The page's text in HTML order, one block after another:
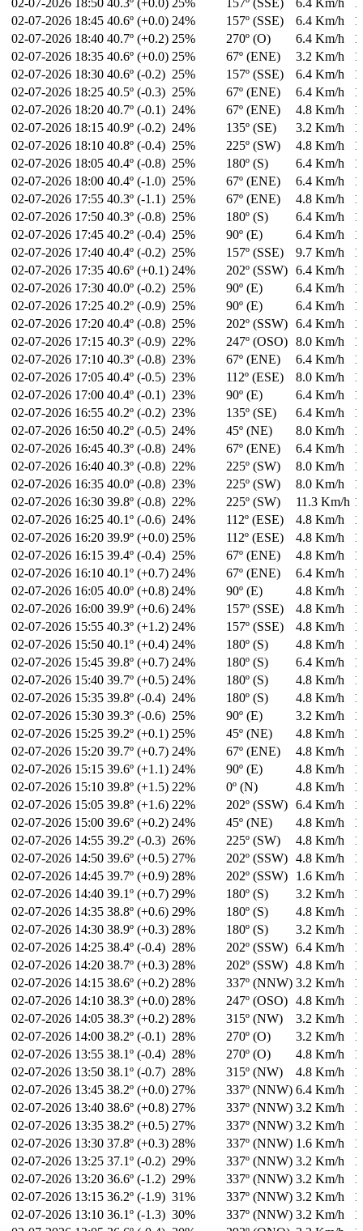
02-07-2026 18:50 40.3º (+0.0) 25% 157º (SSE) 6.4 Km/h
02-07-2026 18:45 40.6º (+0.0) 24% 157º (SSE) 6.4 Km/h
02-07-2026 18:40 40.7º (+0.2) 25% 270º (O) 6.4 Km/h
02-07-2026 18:35 40.6º (+0.0) 25% 67º (ENE) 3.2 Km/h
02-07-2026 18:30 40.6º (-0.2) 25% 157º (SSE) 6.4 Km/h
02-07-2026 18:25 40.5º (-0.3) 25% 67º (ENE) 6.4 Km/h
02-07-2026 18:20 40.7º (-0.1) 24% 67º (ENE) 4.8 Km/h
02-07-2026 18:15 40.9º (-0.2) 24% 135º (SE) 3.2 Km/h
02-07-2026 18:10 40.8º (-0.4) 25% 225º (SW) 4.8 Km/h
02-07-2026 18:05 40.4º (-0.8) 25% 180º (S) 6.4 Km/h
02-07-2026 18:00 40.4º (-1.0) 25% 67º (ENE) 6.4 Km/h
02-07-2026 17:55 40.3º (-1.1) 25% 67º (ENE) 4.8 Km/h
02-07-2026 17:50 40.3º (-0.8) 25% 180º (S) 6.4 Km/h
02-07-2026 17:45 40.2º (-0.4) 25% 90º (E) 6.4 Km/h
02-07-2026 17:40 40.4º (-0.2) 25% 157º (SSE) 9.7 Km/h
02-07-2026 17:35 40.6º (+0.1) 24% 202º (SSW) 6.4 Km/h
02-07-2026 17:30 40.0º (-0.2) 25% 90º (E) 6.4 Km/h
02-07-2026 17:25 40.2º (-0.9) 25% 90º (E) 6.4 Km/h
02-07-2026 17:20 40.4º (-0.8) 25% 202º (SSW) 6.4 Km/h
02-07-2026 17:15 40.3º (-0.9) 22% 247º (OSO) 8.0 Km/h
02-07-2026 17:10 40.3º (-0.8) 23% 67º (ENE) 6.4 Km/h
02-07-2026 17:05 40.4º (-0.5) 23% 112º (ESE) 8.0 Km/h
02-07-2026 17:00 40.4º (-0.1) 23% 90º (E) 6.4 Km/h
02-07-2026 16:55 40.2º (-0.2) 23% 135º (SE) 6.4 Km/h
02-07-2026 16:50 40.2º (-0.5) 24% 45º (NE) 8.0 Km/h
02-07-2026 16:45 40.3º (-0.8) 24% 67º (ENE) 6.4 Km/h
02-07-2026 16:40 40.3º (-0.8) 22% 225º (SW) 8.0 Km/h
02-07-2026 16:35 40.0º (-0.8) 23% 225º (SW) 8.0 Km/h
02-07-2026 16:30 39.8º (-0.8) 22% 225º (SW) 11.3 Km/h
02-07-2026 16:25 40.1º (-0.6) 24% 112º (ESE) 4.8 Km/h
02-07-2026 16:20 39.9º (+0.0) 25% 112º (ESE) 4.8 Km/h
02-07-2026 16:15 39.4º (-0.4) 25% 67º (ENE) 4.8 Km/h
02-07-2026 16:10 40.1º (+0.7) 24% 67º (ENE) 6.4 Km/h
02-07-2026 16:05 40.0º (+0.8) 24% 90º (E) 4.8 Km/h
02-07-2026 16:00 39.9º (+0.6) 24% 157º (SSE) 4.8 Km/h
02-07-2026 15:55 40.3º (+1.2) 24% 157º (SSE) 4.8 Km/h
02-07-2026 15:50 40.1º (+0.4) 24% 180º (S) 4.8 Km/h
02-07-2026 15:45 39.8º (+0.7) 24% 180º (S) 6.4 Km/h
02-07-2026 15:40 39.7º (+0.5) 24% 180º (S) 4.8 Km/h
02-07-2026 15:35 39.8º (-0.4) 24% 180º (S) 4.8 Km/h
02-07-2026 15:30 39.3º (-0.6) 25% 90º (E) 3.2 Km/h
02-07-2026 15:25 39.2º (+0.1) 25% 45º (NE) 4.8 Km/h
02-07-2026 15:20 39.7º (+0.7) 24% 67º (ENE) 4.8 Km/h
02-07-2026 15:15 39.6º (+1.1) 24% 90º (E) 4.8 Km/h
02-07-2026 15:10 39.8º (+1.5) 22% 0º (N) 4.8 Km/h
02-07-2026 15:05 39.8º (+1.6) 22% 202º (SSW) 6.4 Km/h
02-07-2026 15:00 39.6º (+0.2) 24% 45º (NE) 4.8 Km/h
02-07-2026 14:55 39.2º (-0.3) 26% 225º (SW) 4.8 Km/h
02-07-2026 14:50 39.6º (+0.5) 27% 202º (SSW) 4.8 Km/h
02-07-2026 14:45 39.7º (+0.9) 28% 202º (SSW) 1.6 Km/h
02-07-2026 14:40 39.1º (+0.7) 29% 180º (S) 3.2 Km/h
02-07-2026 14:35 38.8º (+0.6) 29% 180º (S) 4.8 Km/h
02-07-2026 14:30 38.9º (+0.3) 28% 180º (S) 3.2 Km/h
02-07-2026 14:25 38.4º (-0.4) 28% 202º (SSW) 6.4 Km/h
02-07-2026 14:20 38.7º (+0.3) 28% 202º (SSW) 4.8 Km/h
02-07-2026 14:15 38.6º (+0.2) 28% 337º (NNW) 3.2 Km/h
02-07-2026 14:10 38.3º (+0.0) 28% 247º (OSO) 4.8 Km/h
02-07-2026 14:05 38.3º (+0.2) 28% 315º (NW) 3.2 Km/h
02-07-2026 14:00 38.2º (-0.1) 28% 270º (O) 3.2 Km/h
02-07-2026 13:55 38.1º (-0.4) 28% 270º (O) 4.8 Km/h
02-07-2026 13:50 38.1º (-0.7) 28% 315º (NW) 4.8 Km/h
02-07-2026 13:45 38.2º (+0.0) 27% 337º (NNW) 6.4 Km/h
02-07-2026 13:40 38.6º (+0.8) 27% 337º (NNW) 3.2 Km/h
02-07-2026 13:35 38.2º (+0.5) 27% 337º (NNW) 3.2 Km/h
02-07-2026 13:30 37.8º (+0.3) 28% 337º (NNW) 1.6 Km/h
02-07-2026 13:25 37.1º (-0.2) 29% 337º (NNW) 3.2 Km/h
02-07-2026 13:20 36.6º (-1.2) 29% 337º (NNW) 3.2 Km/h
02-07-2026 13:15 36.2º (-1.9) 31% 337º (NNW) 3.2 Km/h
02-07-2026 13:10 36.1º (-1.3) 30% 337º (NNW) 3.2 Km/h